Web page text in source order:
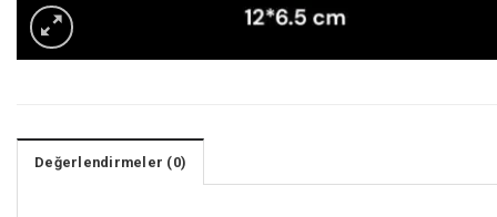
Değerlendirmeler (0)